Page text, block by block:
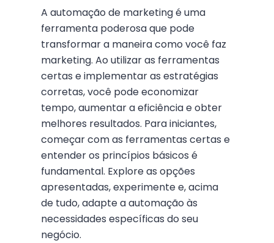
A automação de marketing é uma
ferramenta poderosa que pode
transformar a maneira como você faz
marketing. Ao utilizar as ferramentas
certas e implementar as estratégias
corretas, você pode economizar
tempo, aumentar a eficiência e obter
melhores resultados. Para iniciantes,
começar com as ferramentas certas e
entender os princípios básicos é
fundamental. Explore as opções
apresentadas, experimente e, acima
de tudo, adapte a automação às
necessidades específicas do seu
negócio.